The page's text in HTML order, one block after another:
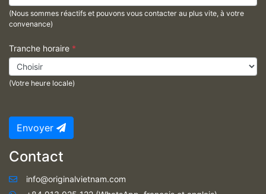
(Nous sommes réactifs et pouvons vous contacter au plus vite, à votre
convenance)
Tranche horaire *
(Votre heure locale)
Envoyer
Contact
info@originalvietnam.com